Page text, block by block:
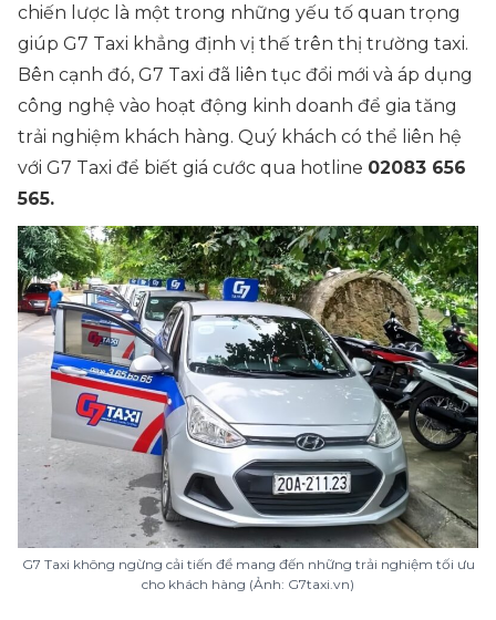
chiến lược là một trong những yếu tố quan trọng
giúp G7 Taxi khẳng định vị thế trên thị trường taxi.
Bên cạnh đó, G7 Taxi đã liên tục đổi mới và áp dụng
công nghệ vào hoạt động kinh doanh để gia tăng
trải nghiệm khách hàng. Quý khách có thể liên hệ
với G7 Taxi để biết giá cước qua hotline 02083 656
565.
G7 Taxi không ngừng cải tiến để mang đến những trải nghiệm tối ưu
cho khách hàng (Ảnh: G7taxi.vn)